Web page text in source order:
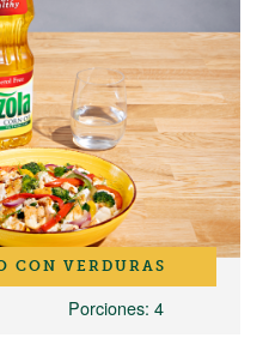
CON VERDURAS
Porciones: 4